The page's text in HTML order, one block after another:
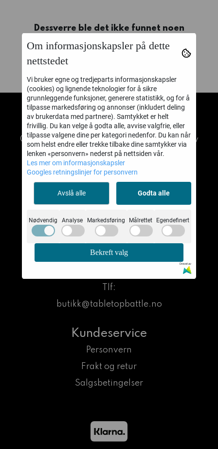
Dessverre ble det ikke funnet noen
produkter.
TABLETOPBATTLE AS
© 2026 TABLETOPBATTLE AS - Powered by
Mystore.no
Om oss
TABLETOPBATTLE AS
Høydaveien 17
1523 MOSS
Tlf:
butikk@tabletopbattle.no
Kundeservice
Personvern
Frakt og retur
Salgsbetingelser
Om informasjonskapsler på dette
nettstedet
Vi bruker egne og tredjeparts informasjonskapsler
(cookies) og lignende teknologier for å sikre
grunnleggende funksjoner, generere statistikk, og for å
tilpasse markedsføring og annonser (inkludert deling
av brukerdata med partnere). Samtykket er helt
frivillig. Du kan velge å godta alle, avvise valgfrie, eller
tilpasse valgene dine per kategori nedenfor. Du kan når
som helst endre eller trekke tilbake dine samtykker via
lenken «personvern» nederst på nettsiden vår.
Les mer om informasjonskapsler
Googles retningslinjer for personvern
Avslå alle Godta alle
Nødvendig Analyse Markedsføring Målrettet Egendefinert
Bekreft valg
Drevet av